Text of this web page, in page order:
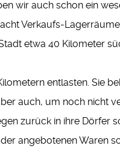
wir auch schon ein
Verkaufs-
etwa 40 Kilometer
entlasten. Sie
auch, um noch nicht
zurück in ihre Dörfer
angebotenen Waren